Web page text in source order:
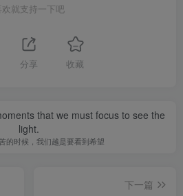
欢就支持一下吧
分享 收藏
that we must focus to see the
light.
的时候，我们越是要看到希望
下一篇